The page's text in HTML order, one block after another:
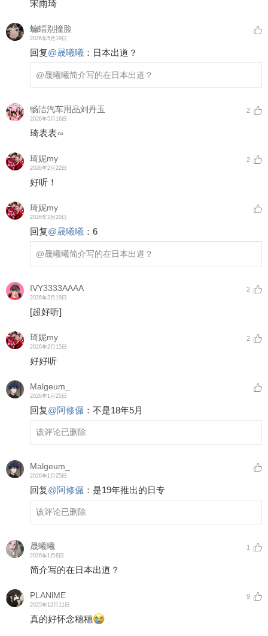
宋雨琦
蝙蝠别撞脸
2026年5月19日
回复@晟曦曦 ： 日本出道？
@晟曦曦简介写的在日本出道？
畅洁汽车用品刘丹玉
2026年5月16日
2
琦表表∽
琦妮my
2026年2月22日
2
好听！
琦妮my
2026年2月20日
回复@晟曦曦 ： 6
@晟曦曦简介写的在日本出道？
IVY3333AAAA
2026年2月19日
2
[超好听]
琦妮my
2026年2月15日
2
好好听
Malgeum_
2026年1月25日
回复@阿修儸 ： 不是18年5月
该评论已删除
Malgeum_
2026年1月25日
回复@阿修儸 ： 是19年推出的日专
该评论已删除
晟曦曦
2026年1月6日
1
简介写的在日本出道？
PLANlME
2025年12月11日
9
真的好怀念穗穗